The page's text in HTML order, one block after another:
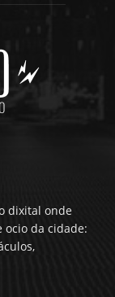
dixital onde
da cidade: